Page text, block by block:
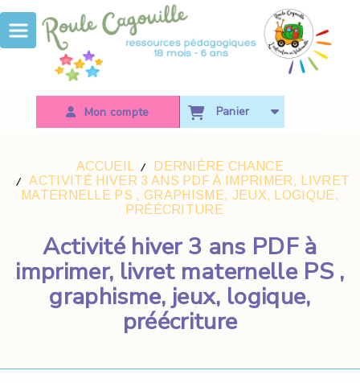
Mon compte Panier
ACCUEIL
DERNIÈRE CHANCE
ACTIVITÉ HIVER 3 ANS PDF À IMPRIMER, LIVRET
MATERNELLE PS , GRAPHISME, JEUX, LOGIQUE,
PRÉÉCRITURE
Activité hiver 3 ans PDF à
imprimer, livret maternelle PS ,
graphisme, jeux, logique,
préécriture
Panneau de gestion des cookies